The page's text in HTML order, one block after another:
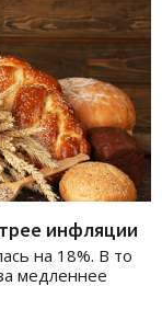
инфляции
на 18%. В то
медленнее